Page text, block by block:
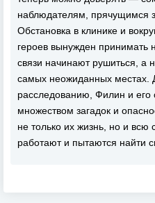
наблюдателям, прячущимся
Обстановка в клинике и
героев вынужден
связи начинают рушиться, а
самых неожиданных местах.
расследованию, Филин и его
множеством загадок и
не только их жизнь, но и всю
работают и пытаются найти